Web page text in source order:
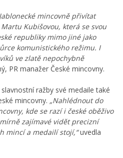
mincovně přivítat
Kubišovou, která se svou
republiky mimo jiné jako
komunistického režimu. I
ve zlatě nepochybně
PR manažer České mincovny.
ražby své medaile také
mincovny. „Nahlédnout do
kde se razí i české oběživo
zajímavé vidět precizní
mincí a medailí stojí,“uvedla